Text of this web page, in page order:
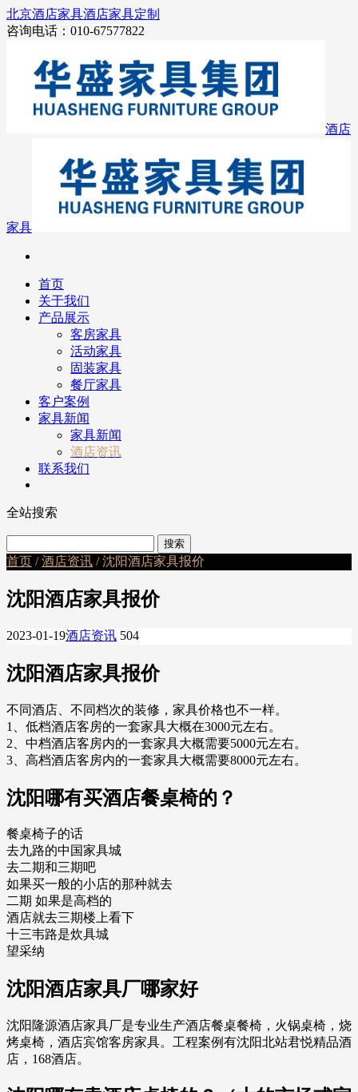
北京酒店家具酒店家具定制
咨询电话：010-67577822
酒店
家具
首页
关于我们
产品展示
客房家具
活动家具
固装家具
餐厅家具
客户案例
家具新闻
家具新闻
酒店资讯
联系我们
全站搜索
首页 /酒店资讯 / 沈阳酒店家具报价
沈阳酒店家具报价
2023-01-19酒店资讯 504
沈阳酒店家具报价
不同酒店、不同档次的装修，家具价格也不一样。
1、低档酒店客房的一套家具大概在3000元左右。
2、中档酒店客房内的一套家具大概需要5000元左右。
3、高档酒店客房内的一套家具大概需要8000元左右。
沈阳哪有买酒店餐桌椅的？
餐桌椅子的话
去九路的中国家具城
去二期和三期吧
如果买一般的小店的那种就去
二期 如果是高档的
酒店就去三期楼上看下
十三韦路是炊具城
望采纳
沈阳酒店家具厂哪家好
沈阳隆源酒店家具厂是专业生产酒店餐桌餐椅，火锅桌椅，烧
烤桌椅，酒店宾馆客房家具。工程案例有沈阳北站君悦精品酒
店，168酒店。